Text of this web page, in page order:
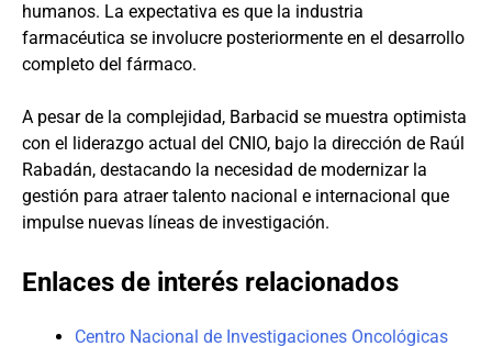
humanos. La expectativa es que la industria
farmacéutica se involucre posteriormente en el desarrollo
completo del fármaco.
A pesar de la complejidad, Barbacid se muestra optimista
con el liderazgo actual del CNIO, bajo la dirección de Raúl
Rabadán, destacando la necesidad de modernizar la
gestión para atraer talento nacional e internacional que
impulse nuevas líneas de investigación.
Enlaces de interés relacionados
Centro Nacional de Investigaciones Oncológicas